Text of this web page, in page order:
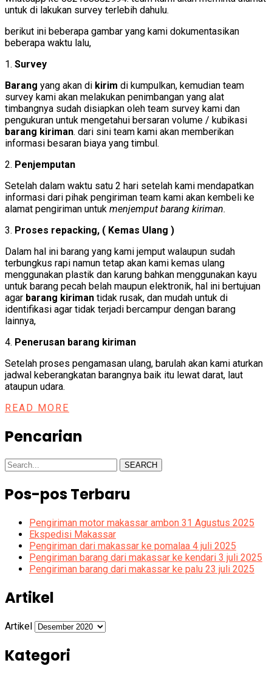
untuk di lakukan survey terlebih dahulu.
berikut ini beberapa gambar yang kami dokumentasikan
beberapa waktu lalu,
1. Survey
Barang yang akan di kirim di kumpulkan, kemudian team
survey kami akan melakukan penimbangan yang alat
timbangnya sudah disiapkan oleh team survey kami dan
pengukuran untuk mengetahui bersaran volume / kubikasi
barang kiriman. dari sini team kami akan memberikan
informasi besaran biaya yang timbul.
2. Penjemputan
Setelah dalam waktu satu 2 hari setelah kami mendapatkan
informasi dari pihak pengiriman team kami akan kembeli ke
alamat pengiriman untuk menjemput barang kiriman.
3. Proses repacking, ( Kemas Ulang )
Dalam hal ini barang yang kami jemput walaupun sudah
terbungkus rapi namun tetap akan kami kemas ulang
menggunakan plastik dan karung bahkan menggunakan kayu
untuk barang pecah belah maupun elektronik, hal ini bertujuan
agar barang kiriman tidak rusak, dan mudah untuk di
identifikasi agar tidak terjadi bercampur dengan barang
lainnya,
4. Penerusan barang kiriman
Setelah proses pengamasan ulang, barulah akan kami aturkan
jadwal keberangkatan barangnya baik itu lewat darat, laut
ataupun udara.
READ MORE
Pencarian
SEARCH
Pos-pos Terbaru
Pengiriman motor makassar ambon 31 Agustus 2025
Ekspedisi Makassar
Pengiriman dari makassar ke pomalaa 4 juli 2025
Pengiriman barang dari makassar ke kendari 3 juli 2025
Pengiriman barang dari makassar ke palu 23 juli 2025
Artikel
Artikel
Kategori